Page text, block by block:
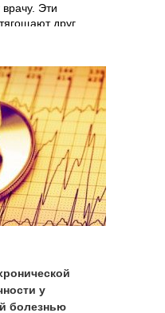
Эти
друг
у
болезнью